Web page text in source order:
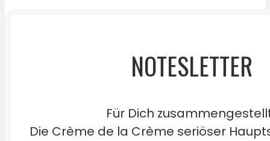
NOTESLETTER
Für Dich
Die Crème de la Crème seriöser